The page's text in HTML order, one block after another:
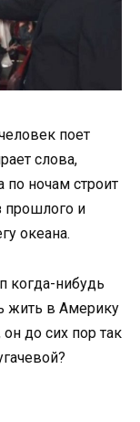
поет
слова,
по ночам строит
прошлого и
океана.
когда-нибудь
жить в Америку
до сих пор так